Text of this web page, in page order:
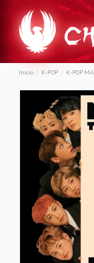
Inicio K-POP K-POP